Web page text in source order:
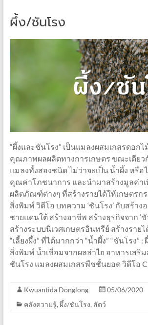
ผึ้ง/ชันโรง
“ผึ้งและชันโรง” เป็นแมลงผสมเกสรดอก
คุณภาพผลผลิตทางการเกษตร ขณะเดียว
แมลงทั้งสองชนิด ไม่ว่าจะเป็น น้ำผึ้ง หรือ
คุณค่าโภชนาการ และนำมาสร้างมูลค่าเ
ผลิตภัณฑ์ต่างๆ ที่สร้างรายได้ให้เกษตรก
สิ่งพิมพ์ วิดีโอ บทความ ‘ชันโรง’ กับสร้า
ชายแดนใต้ สร้างอาชีพ สร้างธุรกิจจาก ‘ชัน
สร้างระบบนิเวศเกษตรอินทรีย์ สร้างราย
“เลี้ยงผึ้ง” ที่ได้มากกว่า “น้ำผึ้ง” “ชันโรง” :
สิ่งพิมพ์ น้ำเชื่อมจากผลลำไย อาหารเสริม
ชันโรง แมลงผสมเกสรพืชชั้นยอด วิดีโอ
Kwuantida Donglong
05/06/2020
คลังความรู้, ผึ้ง/ชันโรง, สัตว์